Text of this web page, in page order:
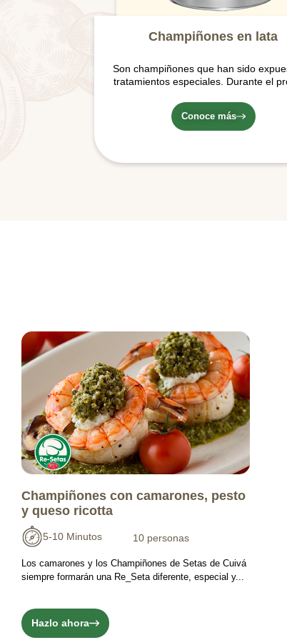
Champiñones en lata
Son champiñones que han sido
tratamientos especiales. Durante el
en salmuera (agua, sal y ácido
lata.
Conoce más
Champiñones con camarones, pesto
y queso ricotta
5-10 Minutos 10 personas
Los camarones y los Champiñones de Setas de Cuivá
siempre formarán una Re_Seta diferente, especial y...
Hazlo ahora